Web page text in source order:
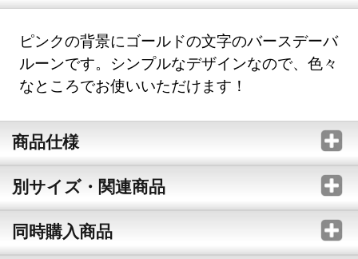
ピンクの背景にゴールドの文字のバースデーバ
ルーンです。シンプルなデザインなので、色々
なところでお使いいただけます！
商品仕様
別サイズ・関連商品
同時購入商品